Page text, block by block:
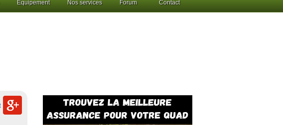
Equipement Nos services Forum Contact